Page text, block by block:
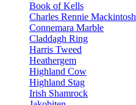
Book of Kells
Charles Rennie Mackintosh
Connemara Marble
Claddagh Ring
Harris Tweed
Heathergem
Highland Cow
Highland Stag
Irish Shamrock